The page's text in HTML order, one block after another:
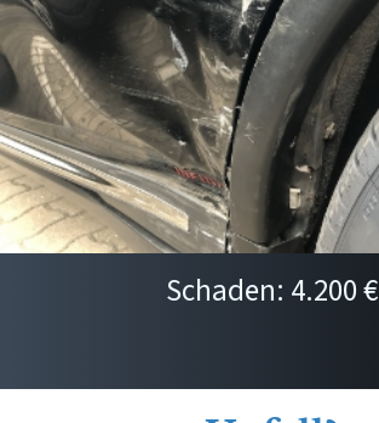
Schaden: 4.200 €